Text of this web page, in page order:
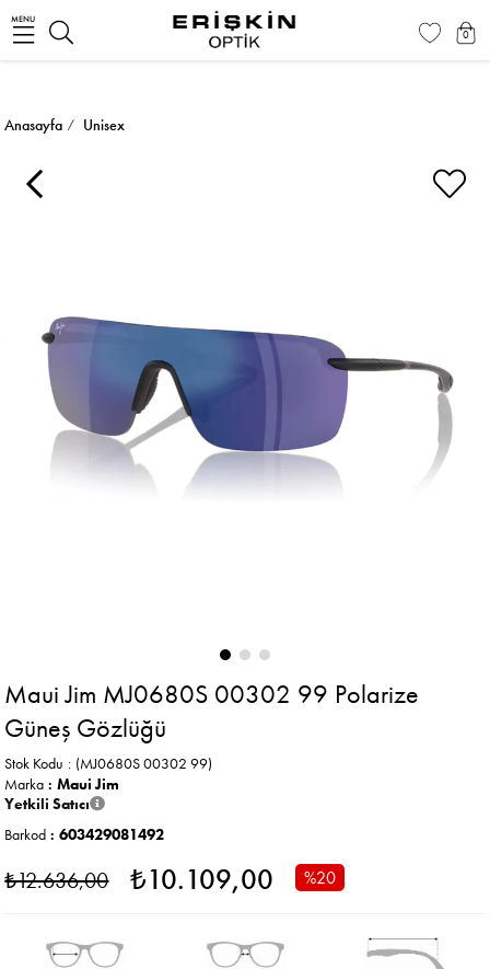
MENU
0
Anasayfa Unisex
Maui Jim MJ0680S 00302 99 Polarize
Güneş Gözlüğü
(MJ0680S 00302 99)
Stok Kodu
Marka : Maui Jim
Yetkili Satıcı
Barkod : 603429081492
₺12.636,00 ₺10.109,00 %20